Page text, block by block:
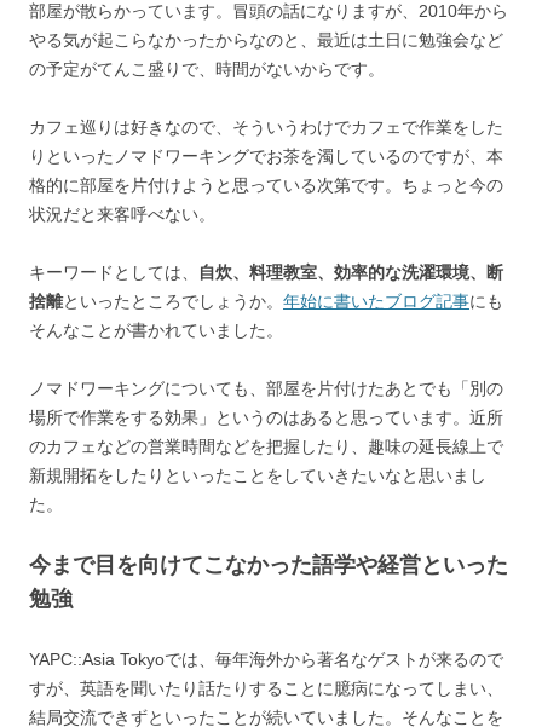
部屋が散らかっています。冒頭の話になりますが、2010年から
やる気が起こらなかったからなのと、最近は土日に勉強会など
の予定がてんこ盛りで、時間がないからです。
カフェ巡りは好きなので、そういうわけでカフェで作業をした
りといったノマドワーキングでお茶を濁しているのですが、本
格的に部屋を片付けようと思っている次第です。ちょっと今の
状況だと来客呼べない。
キーワードとしては、
自炊、料理教室、効率的な洗濯環境、断
捨離といったところでしょうか。 年始に書いたブログ記事にも
そんなことが書かれていました。
ノマドワーキングについても、部屋を片付けたあとでも「別の
場所で作業をする効果」というのはあると思っています。近所
のカフェなどの営業時間などを把握したり、趣味の延長線上で
新規開拓をしたりといったことをしていきたいなと思いまし
た。
今まで目を向けてこなかった語学や経営といった
勉強
YAPC::Asia Tokyoでは、毎年海外から著名なゲストが来るので
すが、英語を聞いたり話たりすることに臆病になってしまい、
結局交流できずといったことが続いていました。そんなことを